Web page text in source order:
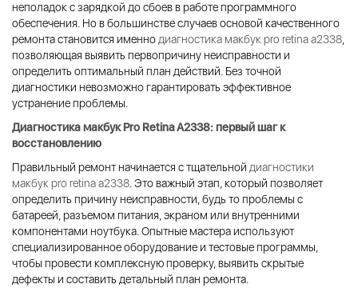
неполадок с зарядкой до сбоев в работе программного
обеспечения. Но в большинстве случаев основой качественного
ремонта становится именно диагностика макбук pro retina a2338
позволяющая выявить первопричину неисправности и
определить оптимальный план действий. Без точной
диагностики невозможно гарантировать эффективное
устранение проблемы.
Диагностика макбук Pro Retina A2338: первый шаг к
восстановлению
Правильный ремонт начинается с тщательной диагностики
макбук pro retina a2338. Это важный этап, который позволяет
определить причину неисправности, будь то проблемы с
батареей, разъемом питания, экраном или внутренними
компонентами ноутбука. Опытные мастера используют
специализированное оборудование и тестовые программы,
чтобы провести комплексную проверку, выявить скрытые
дефекты и составить детальный план ремонта.